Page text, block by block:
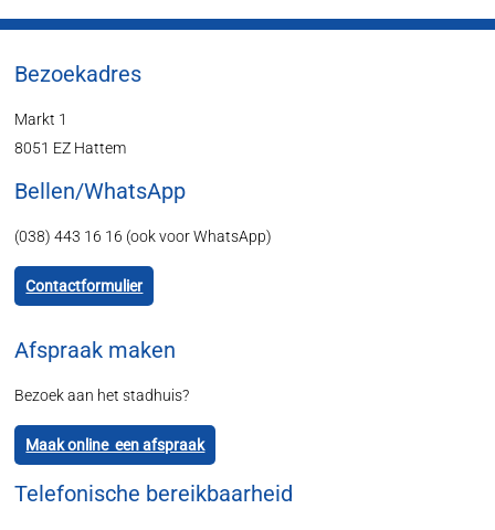
Bezoekadres
Markt 1
8051 EZ Hattem
Bellen/WhatsApp
(038) 443 16 16 (ook voor WhatsApp)
Contactformulier
Afspraak maken
Bezoek aan het stadhuis?
Maak online een afspraak
Telefonische bereikbaarheid